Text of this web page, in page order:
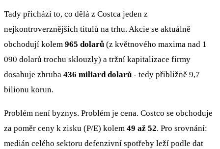
Tady přichází to, co dělá z Costca jeden z
nejkontroverznějších titulů na trhu. Akcie se aktuálně
obchodují kolem 965 dolarů (z květnového maxima nad 1
090 dolarů trochu sklouzly) a tržní kapitalizace firmy
dosahuje zhruba 436 miliard dolarů - tedy přibližně 9,7
bilionu korun.
Problém není byznys. Problém je cena. Costco se obchoduje
za poměr ceny k zisku (P/E) kolem 49 až 52. Pro srovnání:
medián celého sektoru defenzivní spotřeby leží podle dat